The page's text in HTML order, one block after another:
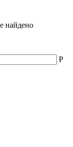
найдено
Р